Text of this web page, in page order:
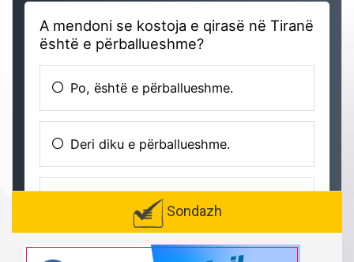
Sondazh